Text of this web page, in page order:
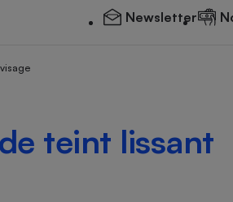
Newsletter
teint lissant